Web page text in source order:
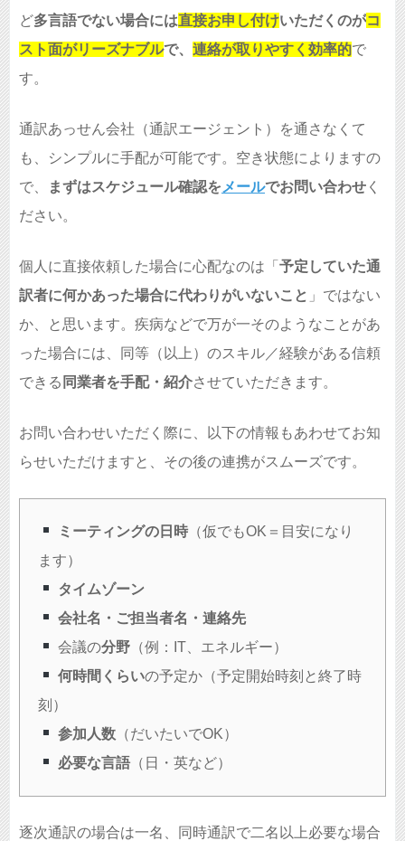
ど多言語でない場合には直接お申し付けいただくのがコ
スト面がリーズナブルで、 連絡が取りやすく効率的で
す。
通訳あっせん会社（通訳エージェント）を通さなくて
も、シンプルに手配が可能です。空き状態によりますの
で、
まずはスケジュール確認を メールでお問い合わせ く
ださい。
個人に直接依頼した場合に心配なのは「 予定していた通
訳者に何かあった場合に代わりがいないこと 」ではない
か、と思います。疾病などで万が一そのようなことがあ
った場合には、同等（以上）のスキル／経験がある信頼
できる 同業者を手配・紹介させていただきます。
お問い合わせいただく際に、以下の情報もあわせてお知
らせいただけますと、その後の連携がスムーズです。
ミーティングの日時（仮でもOK＝目安になり
ます）
タイムゾーン
会社名・ご担当者名・連絡先
会議の分野 （例：IT、エネルギー）
何時間くらいの予定か（予定開始時刻と終了時
刻）
参加人数 （だいたいでOK）
必要な言語（日・英など）
逐次通訳の場合は一名、同時通訳で二名以上必要な場合